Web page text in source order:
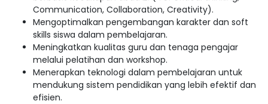
Communication, Collaboration, Creativity).
Mengoptimalkan pengembangan karakter dan soft
skills siswa dalam pembelajaran.
Meningkatkan kualitas guru dan tenaga pengajar
melalui pelatihan dan workshop.
Menerapkan teknologi dalam pembelajaran untuk
mendukung sistem pendidikan yang lebih efektif dan
efisien.